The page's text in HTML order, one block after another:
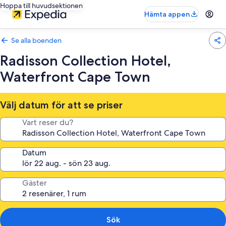
Hoppa till huvudsektionen
Hämta appen
Se alla boenden
Radisson Collection Hotel,
Waterfront Cape Town
Välj datum för att se priser
Vart reser du?
Datum
Gäster
Sök